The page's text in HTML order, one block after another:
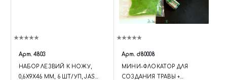
Арт. 4803
НАБОР ЛЕЗВИЙ К НОЖУ,
0,6Х9Х46 ММ, 6 ШТ/УП, JAS
Арт. d80008
МИНИ-ФЛОКАТОР ДЛЯ
СОЗДАНИЯ ТРАВЫ +